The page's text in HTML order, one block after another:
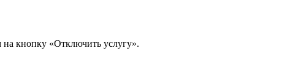
кнопку «Отключить услугу».